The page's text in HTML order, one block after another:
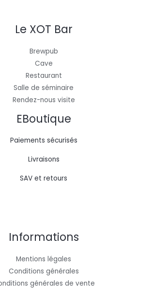
Le XOT Bar
Brewpub
Cave
Restaurant
Salle de séminaire
Rendez-nous visite
EBoutique
Paiements sécurisés
Livraisons
SAV et retours
Informations
Mentions légales
Conditions générales
générales de vente